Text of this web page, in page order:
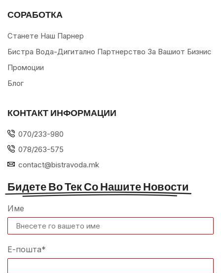
СОРАБОТКА
Станете Наш Парнер
Бистра Вода-Дигитално Партнерство За Вашиот Бизнис
Промоции
Блог
КОНТАКТ ИНФОРМАЦИИ
070/233-980
078/263-575
contact@bistravoda.mk
Бидете Во Тек Со Нашите Новости
Име
Е-пошта*